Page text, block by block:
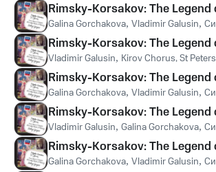
Rimsky-Korsakov: The
Galina Gorchakova, Vladimir Galusin,
Rimsky-Korsakov: The
Vladimir Galusin, Kirov Chorus, St
Rimsky-Korsakov: The
Galina Gorchakova, Vladimir Galusin,
Rimsky-Korsakov: The
Vladimir Galusin, Galina Gorchakova,
Rimsky-Korsakov: The
Galina Gorchakova, Vladimir Galusin,